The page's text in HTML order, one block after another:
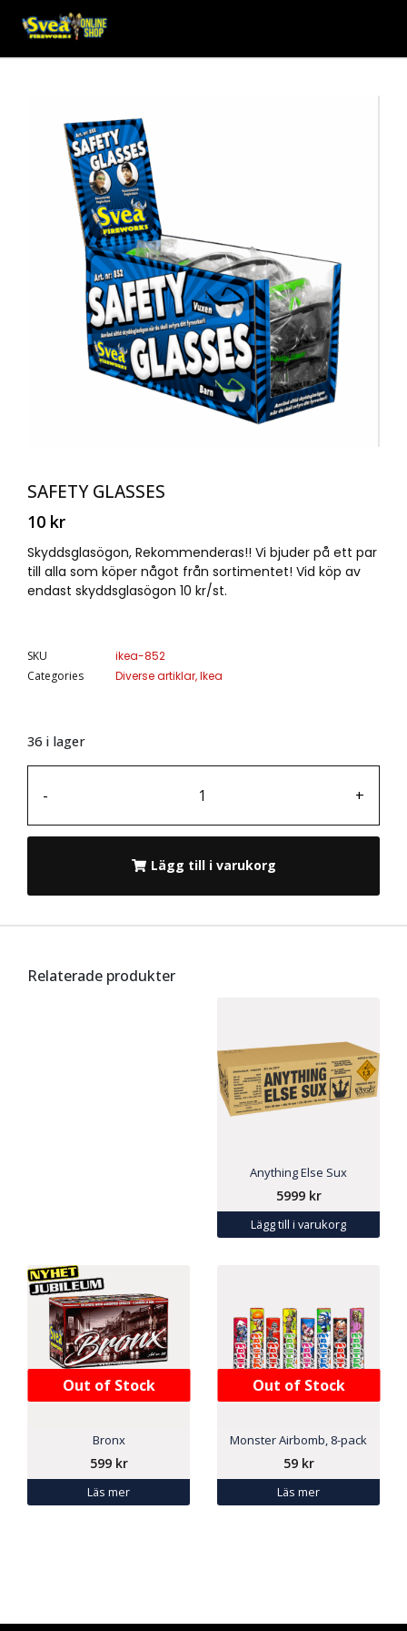
SAFETY GLASSES
10 kr
Skyddsglasögon, Rekommenderas!! Vi bjuder på ett par
till alla som köper något från sortimentet! Vid köp av
endast skyddsglasögon 10 kr/st.
SKU
ikea-852
Categories
Diverse artiklar,Ikea
36 i lager
- +
Lägg till i varukorg
Relaterade produkter
Anything Else Sux
5999 kr
Lägg till i varukorg
Out of Stock
Bronx
599 kr
Läs mer
Out of Stock
Monster Airbomb, 8-pack
59 kr
Läs mer